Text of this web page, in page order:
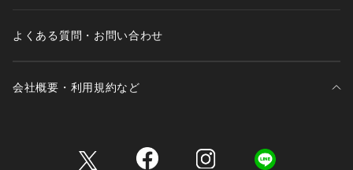
※サンプルにて撮影、採寸を行う為、実際にお届けする商品と
了承下さい。
※こちらの商品は、アウトレット店舗での取り扱いになりま
よくある質問・お問い合わせ
会社概要・利用規約など